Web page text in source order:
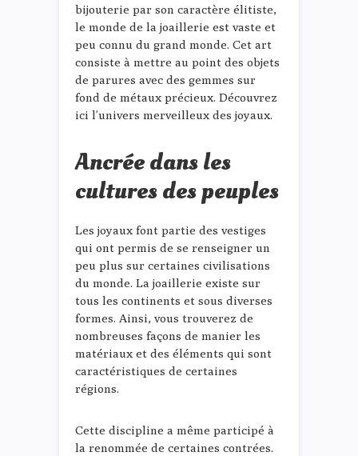
bijouterie par son caractère élitiste,
le monde de la joaillerie est vaste et
peu connu du grand monde. Cet art
consiste à mettre au point des objets
de parures avec des gemmes sur
fond de métaux précieux. Découvrez
ici l’univers merveilleux des joyaux.
Ancrée dans les
cultures des peuples
Les joyaux font partie des vestiges
qui ont permis de se renseigner un
peu plus sur certaines civilisations
du monde. La joaillerie existe sur
tous les continents et sous diverses
formes. Ainsi, vous trouverez de
nombreuses façons de manier les
matériaux et des éléments qui sont
caractéristiques de certaines
régions.
Cette discipline a même participé à
la renommée de certaines contrées.